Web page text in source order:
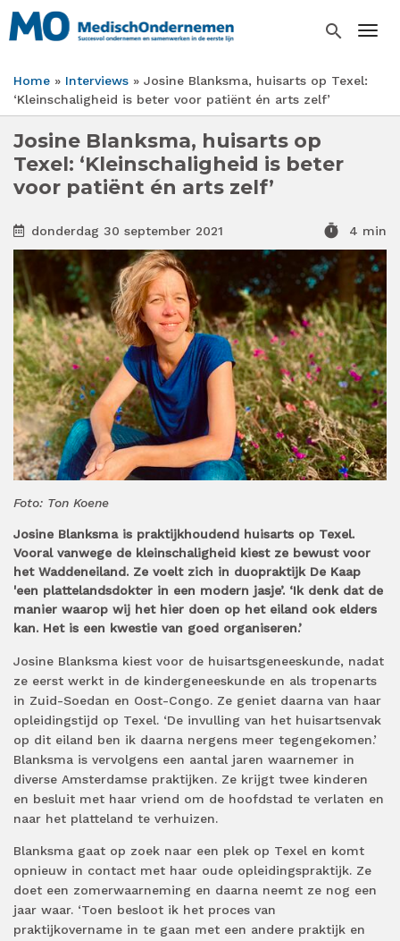
Overslaan
en
inhoud
gaan
search
Kruimelpad
Home Interviews
Josine Blanksma, huisarts op Texel:
‘Kleinschaligheid is beter voor patiënt én arts zelf’
Josine Blanksma, huisarts op
Texel: ‘Kleinschaligheid is beter
voor patiënt én arts zelf’
donderdag 30 september 2021 timer 4 min
Foto: Ton Koene
Josine Blanksma is praktijkhoudend huisarts op Texel.
Vooral vanwege de kleinschaligheid kiest ze bewust voor
het Waddeneiland. Ze voelt zich in duopraktijk De Kaap
'een plattelandsdokter in een modern jasje’. ‘Ik denk dat de
manier waarop wij het hier doen op het eiland ook elders
kan. Het is een kwestie van goed organiseren.’
Josine Blanksma kiest voor de huisartsgeneeskunde, nadat
ze eerst werkt in de kindergeneeskunde en als tropenarts
in Zuid-Soedan en Oost-Congo. Ze geniet daarna van haar
opleidingstijd op Texel. ‘De invulling van het huisartsenvak
op dit eiland ben ik daarna nergens meer tegengekomen.’
Blanksma is vervolgens een aantal jaren waarnemer in
diverse Amsterdamse praktijken. Ze krijgt twee kinderen
en besluit met haar vriend om de hoofdstad te verlaten en
naar het platteland te verhuizen.
Blanksma gaat op zoek naar een plek op Texel en komt
opnieuw in contact met haar oude opleidingspraktijk. Ze
doet een zomerwaarneming en daarna neemt ze nog een
jaar waar. ‘Toen besloot ik het proces van
praktijkovername in te gaan met een andere praktijk en